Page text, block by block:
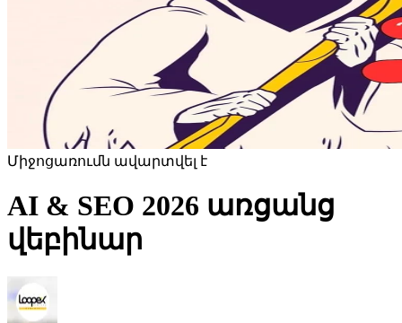
Միջոցառումն ավարտվել է
AI & SEO 2026 առցանց
վեբինար